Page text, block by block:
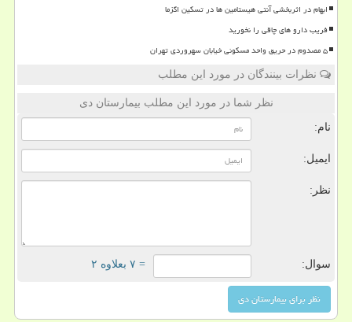
ابهام در اثربخشی آنتی هیستامین ها در تسکین اگزما
فریب دارو های چاقی را نخورید
۵ مصدوم در حریق واحد مسکونی خیابان سهروردی تهران
نظرات بینندگان در مورد این مطلب
نظر شما در مورد این مطلب بیمارستان دی
نام:
ایمیل:
نظر:
سوال: = ۷ بعلاوه ۲